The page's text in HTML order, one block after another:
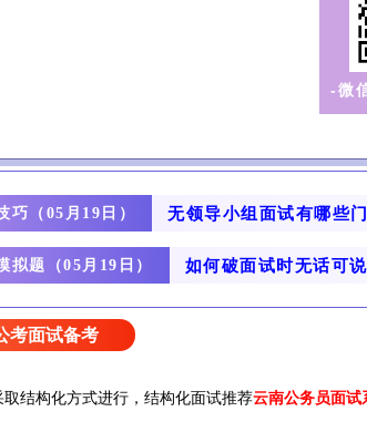
-微
巧（ 05月19日） 无领导小组面试有哪些
拟题（05月19日） 如何破面试时无话可
考面试备考
取结构化方式进行 ，结构化面试推荐云南公务员面试